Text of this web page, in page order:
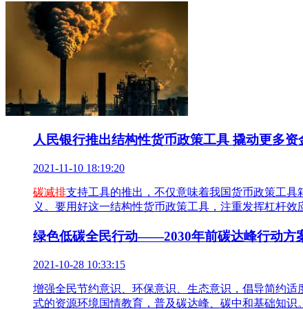
人民银行推出结构性货币政策工具 撬动更多资
2021-11-10 18:19:20
碳减排支持工具的推出，不仅意味着我国货币政策工
义。要用好这一结构性货币政策工具，注重发挥杠杆
绿色低碳全民行动——2030年前碳达峰行动方
2021-10-28 10:33:15
增强全民节约意识、环保意识、生态意识，倡导简约
式的资源环境国情教育，普及碳达峰、碳中和基础知